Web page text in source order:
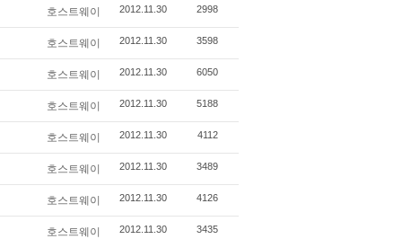
호스트웨이 2012.11.30 2998
호스트웨이 2012.11.30 3598
호스트웨이 2012.11.30 6050
호스트웨이 2012.11.30 5188
호스트웨이 2012.11.30 4112
호스트웨이 2012.11.30 3489
호스트웨이 2012.11.30 4126
호스트웨이 2012.11.30 3435